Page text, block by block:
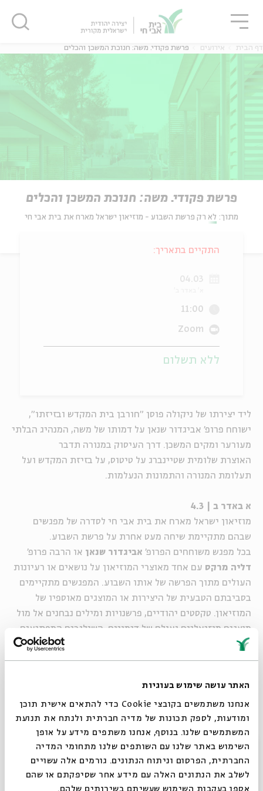
האתר עושה שימוש בעוגיות
אנחנו משתמשים בקובצי Cookie כדי להתאים אישית תוכן
ומודעות, לספק תכונות של מדיה חברתית ולנתח את תנועת
המשתמשים שלנו. בנוסף, אנחנו משתפים מידע על אופן
השימוש באתר שלנו עם השותפים שלנו מתחומי המדיה
החברתית, הפרסום וניתוח הנתונים. גורמים אלה עשויים
לשלב את הנתונים האלה עם מידע אחר שסיפקתם או שהם
אספו בעקבות השימוש שעשיתם בשירותים שלהם.
דף הבית אירועים פרשת פקודי. משה: חנוכת המשכן והכלים
פרשת פקודי. משה: חנוכת המשכן והכלים
מתוך: לא רק פרשת השבוע - מוזיאון ישראל מארח את בית אבי חי
ליד יצירתו של ניקולה פוסן "חורבן בית המקדש ובזיזתו",
ישוחח פרופ' אביגדור שנאן על דמותו של משה, המנהיג הבלתי
מעורער ומקים המשכן. דרך העיסוק במנורה תדבר
האוצרת שלומית שטיינברג על טיטוס, על בזיזת המקדש ועל
תעלומת המנורה והתמונות הנעלמות.
א באדר ב | 4.3
מוזיאון ישראל מארח את בית אבי חי לסדרה של מפגשים
שבהם מתקיימת שיחה מעט אחרת על פרשת השבוע.
בכל מפגש משוחחים הפרופ' אביגדור שנאן או הרבה פרופ'
דליה מרקס עם אחד מאוצרי המוזיאון על נושאים או רעיונות
העולים מתוך הפרשה של אותו השבוע. המפגשים מתקיימים
בסביבתם הטבעית של היצירות או המוצגים מאוספיו של
המוזיאון. טקסטים יהודיים, פרשנויות ומילים נבחנים אל מול
מוצגים מוזיאליים ועולם של דימויים. השילובים המפתיעים
יוצרים נקודת מבט חדשה ולגמרי לא שגרתית.
שיתוף הוספה ליומן הרשמה לאירועים דומים
מתוך עמוד הוידאו >>
התקיים בתאריך:
04.03
11:00
Zoom
ללא תשלום
סגור
סגור